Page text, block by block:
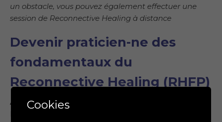
un obstacle, vous pouvez également effectuer une
session de Reconnective Healing à distance
Devenir praticien-ne des
fondamentaux du
Reconnective Healing (RHFP)
Après avoir terminé avec succès
Cookies